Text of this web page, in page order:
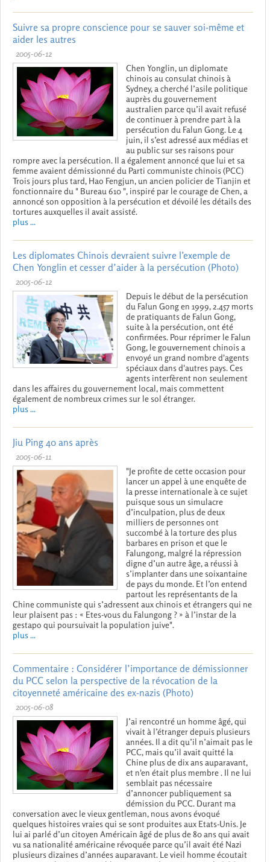
Suivre sa propre conscience pour se sauver soi-même et
aider les autres
2005-06-12
Chen Yonglin, un diplomate
chinois au consulat chinois à
Sydney, a cherché l’asile politique
auprès du gouvernement
australien parce qu’il avait refusé
de continuer à prendre part à la
persécution du Falun Gong. Le 4
juin, il s’est adressé aux médias et
au public sur ses raisons pour
rompre avec la persécution. Il a également annoncé que lui et sa
femme avaient démissionné du Parti communiste chinois (PCC)
Trois jours plus tard, Hao Fengjun, un ancien policier de Tianjin et
fonctionnaire du " Bureau 610 ", inspiré par le courage de Chen, a
annoncé son opposition à la persécution et dévoilé les détails des
tortures auxquelles il avait assisté.
plus ...
Les diplomates Chinois devraient suivre l’exemple de
Chen Yonglin et cesser d’aider à la persécution (Photo)
2005-06-12
Depuis le début de la persécution
du Falun Gong en 1999, 2.457 morts
de pratiquants de Falun Gong,
suite à la persécution, ont été
confirmées. Pour réprimer le Falun
Gong, le gouvernement chinois a
envoyé un grand nombre d'agents
spéciaux dans d'autres pays. Ces
agents interfèrent non seulement
dans les affaires du gouvernement local, mais commettent
également de nombreux crimes sur le sol étranger.
plus ...
Jiu Ping 40 ans après
2005-06-11
"Je profite de cette occasion pour
lancer un appel à une enquête de
la presse internationale à ce sujet
puisque sous un simulacre
d’inculpation, plus de deux
milliers de personnes ont
succombé à la torture des plus
barbares en prison et que le
Falungong, malgré la répression
digne d’un autre âge, a réussi à
s’implanter dans une soixantaine
de pays du monde. Et l’on entend
partout les représentants de la
Chine communiste qui s’adressent aux chinois et étrangers qui ne
leur plaisent pas : « Etes-vous du Falungong ? » à l’instar de la
gestapo qui poursuivait la population juive".
plus ...
Commentaire : Considérer l’importance de démissionner
du PCC selon la perspective de la révocation de la
citoyenneté américaine des ex-nazis (Photo)
2005-06-08
J’ai rencontré un homme âgé, qui
vivait à l’étranger depuis plusieurs
années. Il a dit qu’il n’aimait pas le
PCC, mais qu’il avait quitté la
Chine plus de dix ans auparavant,
et n'en était plus membre . Il ne lui
semblait pas nécessaire
d’annoncer publiquement sa
démission du PCC. Durant ma
conversation avec le vieux gentleman, nous avons évoqué
quelques histoires vraies qui se sont produites aux Etats-Unis. Je
lui ai parlé d’un citoyen Américain âgé de plus de 80 ans qui avait
vu sa nationalité américaine révoquée parce qu’il avait été Nazi
plusieurs dizaines d’années auparavant. Le vieil homme écoutait